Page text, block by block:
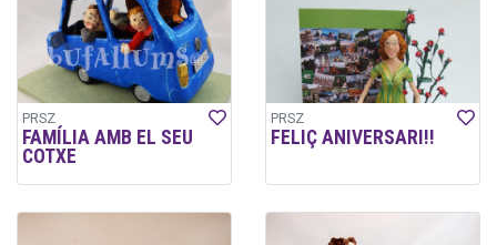
PRSZ
FAMÍLIA AMB EL SEU
COTXE
PRSZ
FELIÇ ANIVERSARI!!